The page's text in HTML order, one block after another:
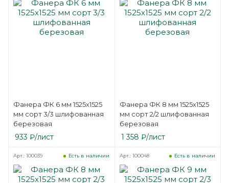
Фанера ФК 6 мм 1525х1525
мм сорт 3/3 шлифованная
березовая
933 ₽/лист
Фанера ФК 8 мм 1525х1525
мм сорт 2/2 шлифованная
березовая
1 358 ₽/лист
Есть в наличии
Арт.: 100039 Есть в наличии
Арт.: 100048